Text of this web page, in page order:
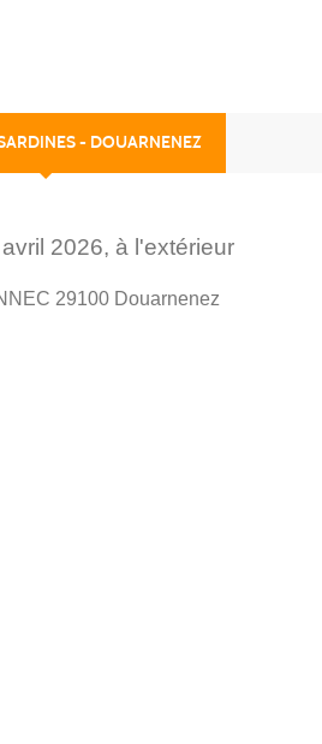
- DOUARNENEZ
avril 2026, à l'extérieur
29100 Douarnenez